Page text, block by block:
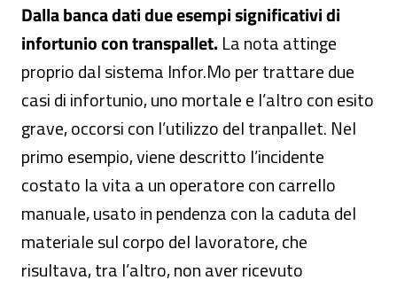
Dalla banca dati due esempi significativi di
infortunio con transpallet. La nota attinge
proprio dal sistema Infor.Mo per trattare due
casi di infortunio, uno mortale e l’altro con esito
grave, occorsi con l’utilizzo del tranpallet. Nel
primo esempio, viene descritto l’incidente
costato la vita a un operatore con carrello
manuale, usato in pendenza con la caduta del
materiale sul corpo del lavoratore, che
risultava, tra l’altro, non aver ricevuto